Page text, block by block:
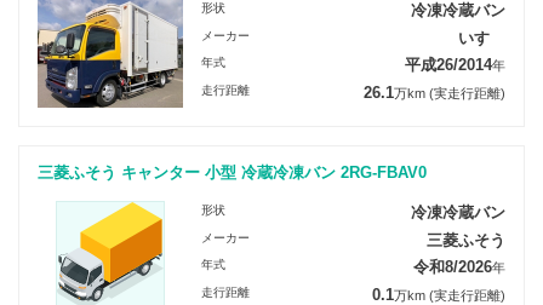
形状 冷凍冷蔵バン
メーカー いすゞ
年式 平成26/2014年
走行距離 26.1万km (実走行距離)
三菱ふそう キャンター 小型 冷蔵冷凍バン 2RG-FBAV0
形状 冷凍冷蔵バン
メーカー 三菱ふそう
年式 令和8/2026年
走行距離 0.1万km (実走行距離)